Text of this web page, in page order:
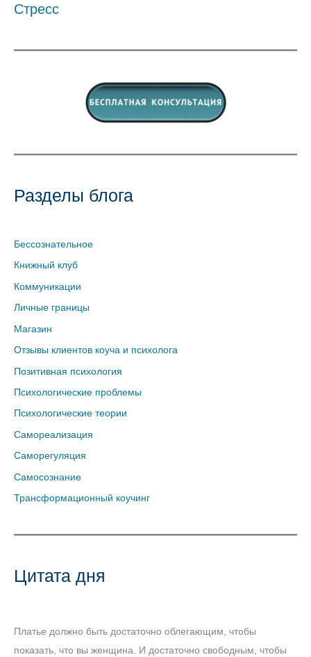
Стресс
Разделы блога
Бессознательное
Книжный клуб
Коммуникации
Личные границы
Магазин
Отзывы клиентов коуча и психолога
Позитивная психология
Психологические проблемы
Психологические теории
Самореализация
Саморегуляция
Самосознание
Трансформационный коучинг
Цитата дня
Платье должно быть достаточно облегающим, чтобы
показать, что вы женщина. И достаточно свободным, чтобы